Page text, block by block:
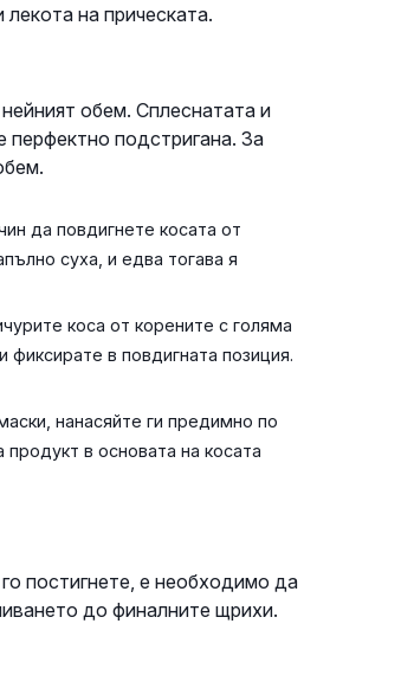
на прическата.
обем. Сплеснатата и
перфектно подстригана. За
да повдигнете косата от
суха, и едва тогава я
коса от корените с голяма
в повдигната позиция.
нанасяйте ги предимно по
в основата на косата
постигнете, е необходимо да
до финалните щрихи.